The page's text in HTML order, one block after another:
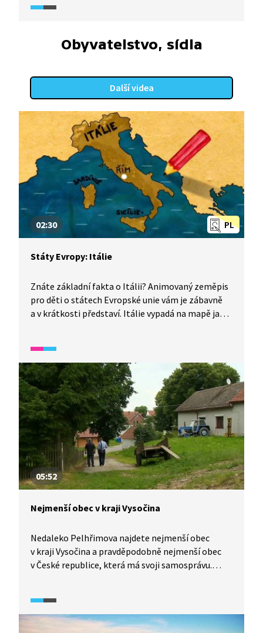
a produkuje značné množství mikroplastů.
„slow fashion". Jaké další trendy jsou na obzoru?
Obyvatelstvo, sídla
Další videa
PL
02:30
Státy Evropy: Itálie
Znáte základní fakta o Itálii? Animovaný zeměpis
pro děti o státech Evropské unie vám je zábavně
a v krátkosti představí. Itálie vypadá na mapě jako
máte rádi pizzu a těstoviny, bude se vám tu líbit.
V Itálii je hodně kostelů a bazilik a spousty dalších
zajímavých staveb. Benátky jsou slavné turistické
lákadlo, město celé postavené na vodě, kde místo
aut jezdí gondoly.
05:52
Nejmenší obec v kraji Vysočina
Nedaleko Pelhřimova najdete nejmenší obec
v kraji Vysočina a pravděpodobně nejmenší obec
v České republice, která má svoji samosprávu.
starost o obec o 15 obyvatelích?